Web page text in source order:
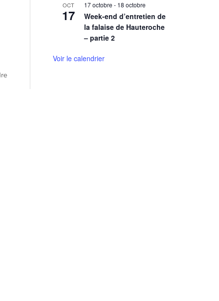
OCT
17
17 octobre - 18 octobre
Week-end d’entretien de
la falaise de Hauteroche
– partie 2
Voir le calendrier